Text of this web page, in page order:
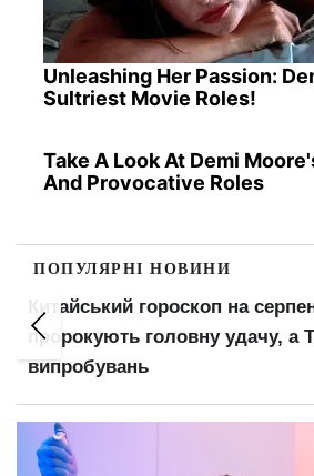
Unleashing Her Passion:
Sultriest Movie Roles!
Take A Look At Demi
And Provocative Roles
ПОПУЛЯРНІ НОВИНИ
Пенсіонери відчують
ПФУ оновив важливий
розрахунку виплат